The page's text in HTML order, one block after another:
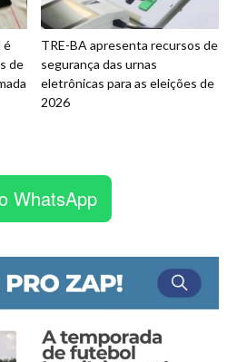
é
de
TRE-BA apresenta recursos de
segurança das urnas
eletrônicas para as eleições de
2026
WhatsApp